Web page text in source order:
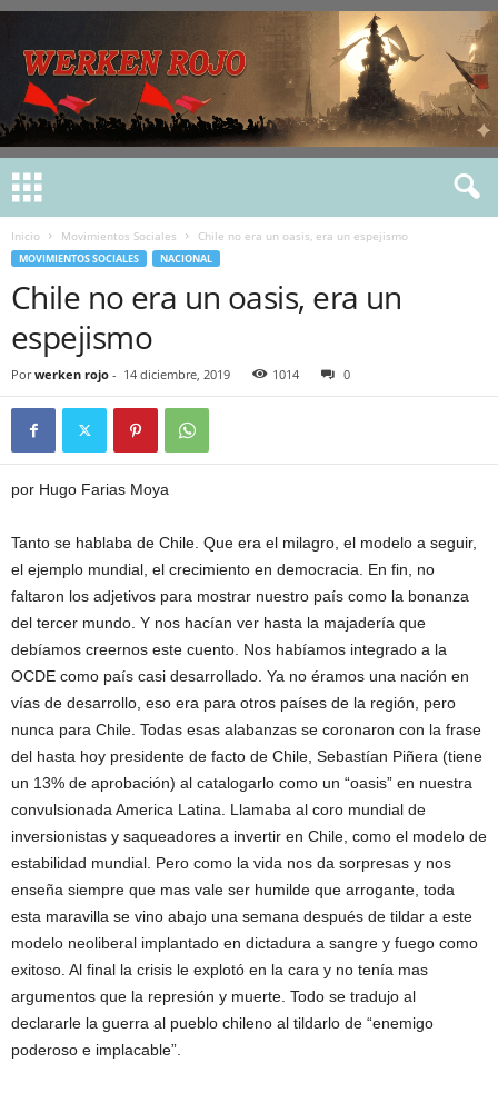
Inicio Movimientos Sociales Chile no era un oasis, era un espejismo
MOVIMIENTOS SOCIALES NACIONAL
Chile no era un oasis, era un
espejismo
Por werken rojo - 14 diciembre, 2019 1014 0
por Hugo Farias Moya
Tanto se hablaba de Chile. Que era el milagro, el modelo a seguir,
el ejemplo mundial, el crecimiento en democracia. En fin, no
faltaron los adjetivos para mostrar nuestro país como la bonanza
del tercer mundo. Y nos hacían ver hasta la majadería que
debíamos creernos este cuento. Nos habíamos integrado a la
OCDE como país casi desarrollado. Ya no éramos una nación en
vías de desarrollo, eso era para otros países de la región, pero
nunca para Chile. Todas esas alabanzas se coronaron con la frase
del hasta hoy presidente de facto de Chile, Sebastían Piñera (tiene
un 13% de aprobación) al catalogarlo como un “oasis” en nuestra
convulsionada America Latina. Llamaba al coro mundial de
inversionistas y saqueadores a invertir en Chile, como el modelo de
estabilidad mundial. Pero como la vida nos da sorpresas y nos
enseña siempre que mas vale ser humilde que arrogante, toda
esta maravilla se vino abajo una semana después de tildar a este
modelo neoliberal implantado en dictadura a sangre y fuego como
exitoso. Al final la crisis le explotó en la cara y no tenía mas
argumentos que la represión y muerte. Todo se tradujo al
declararle la guerra al pueblo chileno al tildarlo de “enemigo
poderoso e implacable”.